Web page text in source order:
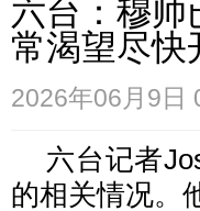
六台：穆帅
常渴望尽快
2026年06月9日
六台记者
的相关情况。